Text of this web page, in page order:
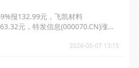
报132.99元，飞凯材料
元，特发信息(000070.CN)涨
2026-05-07 13:15